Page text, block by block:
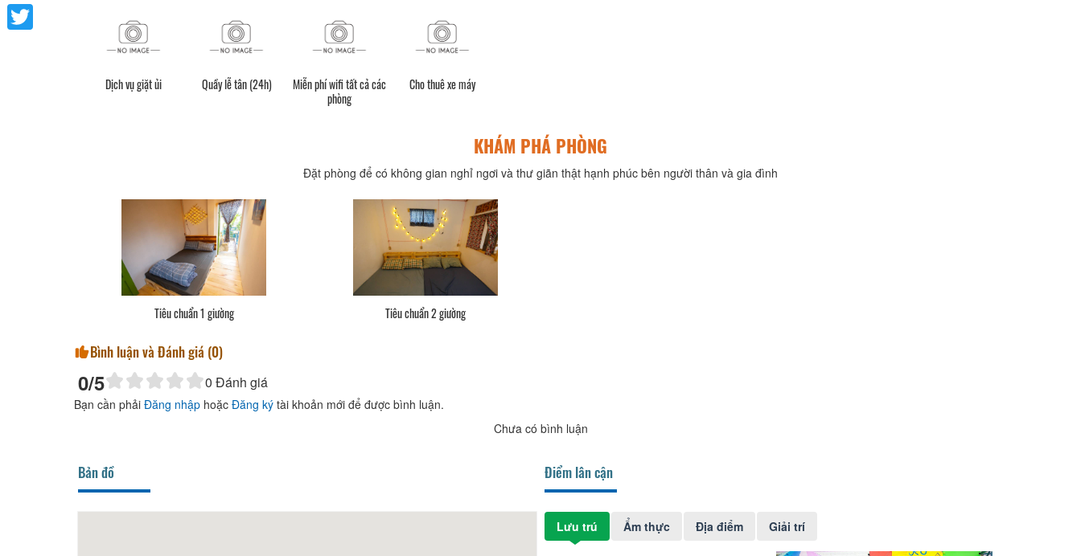
Dịch vụ giặt ủi Quầy lễ tân (24h)
Miễn phí wifi tất cả các
phòng
Cho thuê xe máy
KHÁM PHÁ PHÒNG
Đặt phòng để có không gian nghỉ ngơi và thư giãn thật hạnh phúc bên người thân và gia đình
Tiêu chuẩn 1 giường Tiêu chuẩn 2 giường
Bình luận và Đánh giá (0)
0/5 0 Đánh giá
Bạn cần phải Đăng nhập hoặc Đăng ký tài khoản mới để được bình luận.
Chưa có bình luận
Bản đồ Điểm lân cận
Lưu trú Ẩm thực Địa điểm Giải trí
Facebook